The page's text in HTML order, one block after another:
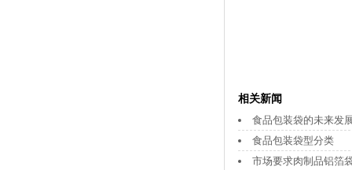
相关新闻
食品包装袋的未来发
食品包装袋型分类
市场要求肉制品铝箔